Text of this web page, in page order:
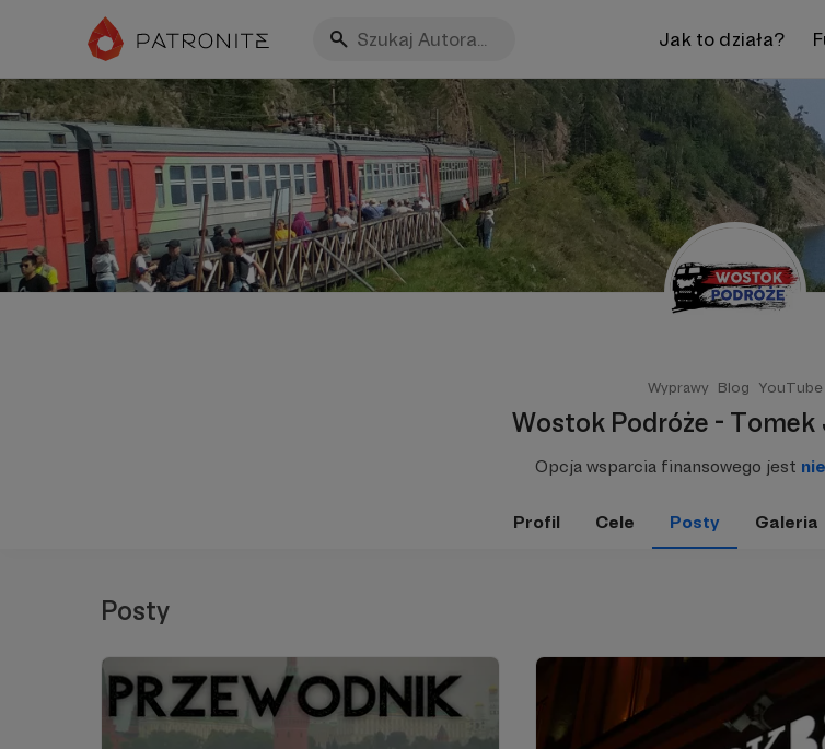
Jak to działa?
Wyprawy Blog YouTube
Wostok Podróże - Tomek
Opcja wsparcia finansowego jest
Profil Cele Posty Galeria
Posty